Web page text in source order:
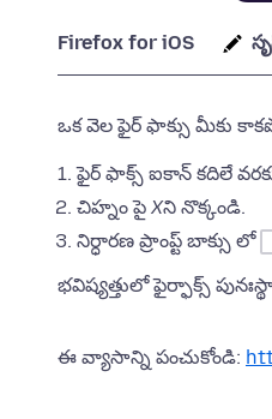
Firefox for iOS
ఒక వెల ఫైర్ ఫాక్సు మీకు
ఫైర్ ఫాక్స్ ఐకాన్ కదిలే
చిహ్నం పై Xని నొక్కండి.
నిర్ధారణ ప్రాంప్ట్ బాక్సు లో
భవిష్యత్తులో ఫైర్ఫాక్స్
ఈ వ్యాసాన్ని పంచుకోండి: